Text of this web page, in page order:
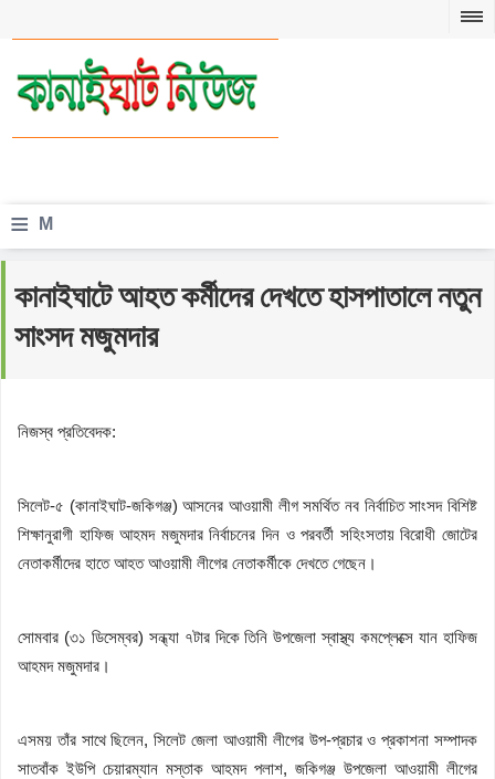
≡ M
n
u
কানাইঘাটে আহত কর্মীদের দেখতে হাসপাতালে নতুন
সাংসদ মজুমদার
নিজস্ব প্রতিবেদক:
সিলেট-৫ (কানাইঘাট-জকিগঞ্জ) আসনের আওয়ামী লীগ সমর্থিত নব নির্বাচিত সাংসদ বিশিষ্ট
শিক্ষানুরাগী হাফিজ আহমদ মজুমদার নির্বাচনের দিন ও পরবর্তী সহিংসতায় বিরোধী জোটের
নেতাকর্মীদের হাতে আহত আওয়ামী লীগের নেতাকর্মীকে দেখতে গেছেন।
সোমবার (৩১ ডিসেম্বর) সন্ধ্যা ৭টার দিকে তিনি উপজেলা স্বাস্থ্য কমপ্লেক্সে যান হাফিজ
আহমদ মজুমদার।
এসময় তাঁর সাথে ছিলেন, সিলেট জেলা আওয়ামী লীগের উপ-প্রচার ও প্রকাশনা সম্পাদক
সাতবাঁক ইউপি চেয়ারম্যান মস্তাক আহমদ পলাশ, জকিগঞ্জ উপজেলা আওয়ামী লীগের